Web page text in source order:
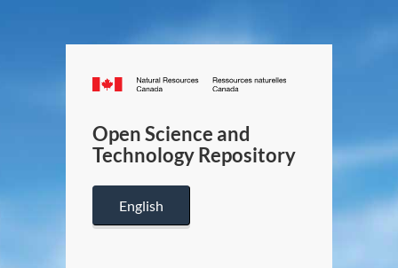
Canada.ca
/
Canada
Open Science and
Technology Repository
English